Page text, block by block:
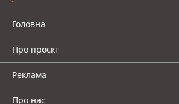
Головна
Про проєкт
Реклама
Про нас